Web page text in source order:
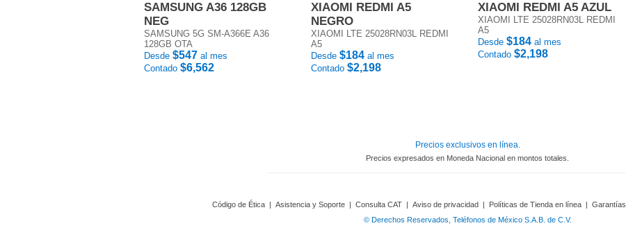
SAMSUNG A36 128GB
NEG
SAMSUNG 5G SM-A366E A36
128GB OTA
Desde $547 al mes
Contado $6,562
XIAOMI REDMI A5
NEGRO
XIAOMI LTE 25028RN03L REDMI
A5
Desde $184 al mes
Contado $2,198
XIAOMI REDMI A5 AZUL
XIAOMI LTE 25028RN03L REDMI
A5
Desde $184 al mes
Contado $2,198
Precios exclusivos en línea.
Precios expresados en Moneda Nacional en montos totales.
Código de Ética | Asistencia y Soporte | Consulta CAT | Aviso de privacidad | Políticas de Tienda en línea | Garantías
© Derechos Reservados, Teléfonos de México S.A.B. de C.V.